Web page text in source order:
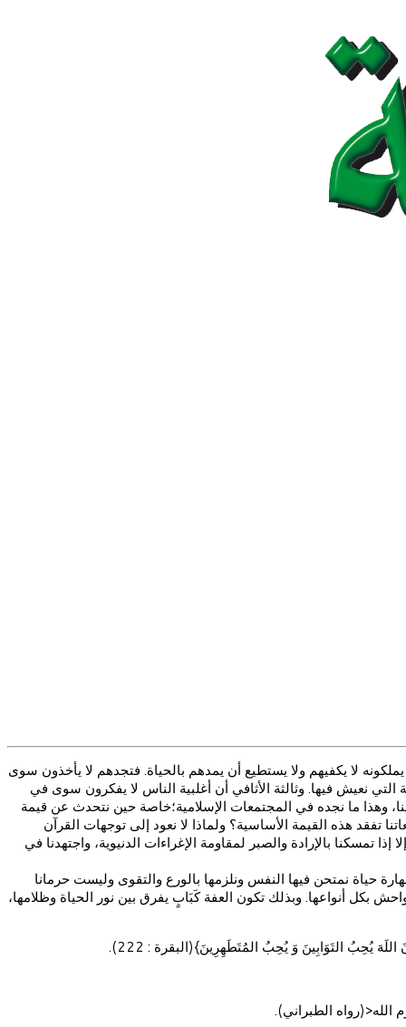
لا يكفيهم ولا يستطيع أن يمدهم بالحياة. فتجدهم لا يأخذون سوى
التي نعيش فيها. وثالثة الأثافي أن أغلبية الناس لا يفكرون سوى في
وهذا ما نجده في المجتمعات الإسلامية؛خاصة حين نتحدث عن قيمة
تفقد هذه القيمة الأساسية؟ ولماذا لا نعود إلى توجهات القرآن
بالإرادة والصبر لمقاومة الإغراءات الدنيوية، واجتهدنا في
حياة نمتحن فيها النفس ونلزمها بالورع والتقوى وليست حرمانا
بكل أنواعها. وبذلك تكون العفة كَبَابٍ يفرق بين نور الحياة وظلامها،
يُحِبُ التَوَابِينَ وَ يُحِبُ المُتَطَهِرِينَ}(البقرة : 222).
الطبراني).